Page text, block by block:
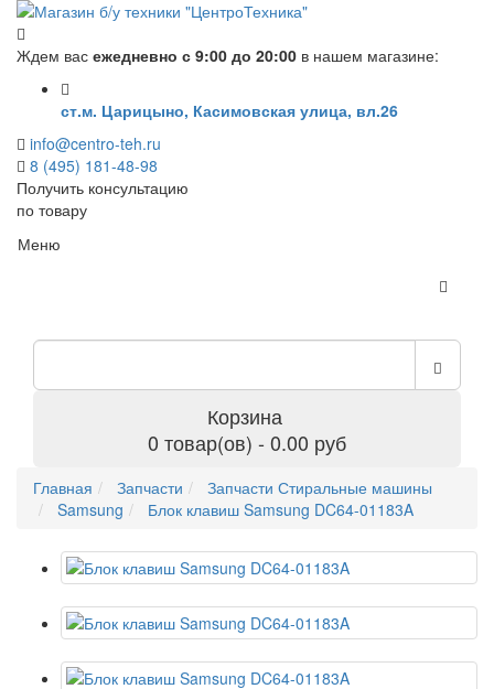
Ждем вас ежедневно с 9:00 до 20:00 в нашем магазине:
ст.м. Царицыно, Касимовская улица, вл.26
info@centro-teh.ru
8 (495) 181-48-98
Получить консультацию
по товару
Меню
Корзина
0 товар(ов) - 0.00 руб
Главная Запчасти
Запчасти Стиральные машины
Samsung
Блок клавиш Samsung DC64-01183A